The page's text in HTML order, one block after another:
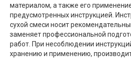
материалом, а также его
предусмотренных инструкцией.
сухой смеси носит
заменяет профессиональной
работ. При несоблюдении
хранению и применению,